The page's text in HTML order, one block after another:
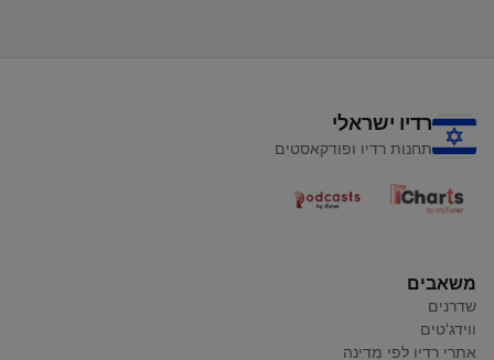
רדיו ישראלי
תחנות רדיו ופודקאסטים
משאבים
שדרנים
ווידג'טים
אתרי רדיו לפי מדינה